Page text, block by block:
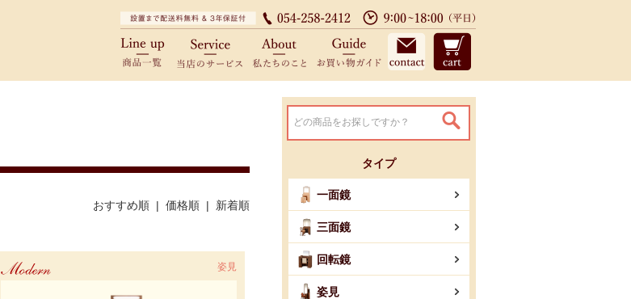
商品一覧 当店のサービス私たちのこと お買い物ガイドお問い合わせ
おすすめ順 | 価格順 | 新着順
姿見
タイプ
一面鏡
三面鏡
回転鏡
姿見